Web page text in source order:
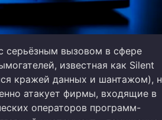
серьёзным вызовом в сфере
известная как Silent
кражей данных и шантажом),
атакует фирмы, входящие в
операторов программ-